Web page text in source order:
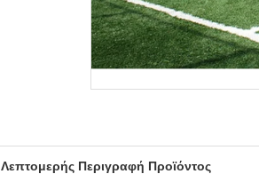
Λεπτομερής Περιγραφή Προϊόντος